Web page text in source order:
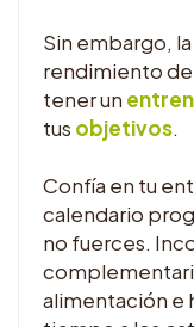
Sin embargo,
rendimiento
tener un
tus objetivos.
Confía en tu
calendario
no fuerces.
alimentación e